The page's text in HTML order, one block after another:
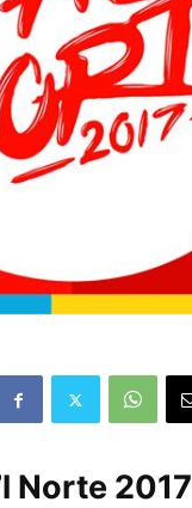
Norte 2017